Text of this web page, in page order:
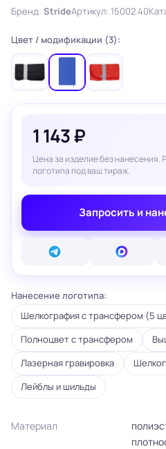
Бренд: StrideАртикул: 15002.40
Цвет / модификации (3):
1 143 ₽
Цена за изделие без нанесения.
логотипа под ваш тираж.
Запросить и
Нанесение логотипа:
Шелкография с трансфером (5
Полноцвет с трансфером
Лазерная гравировка
Лейблы и шильды
Материал